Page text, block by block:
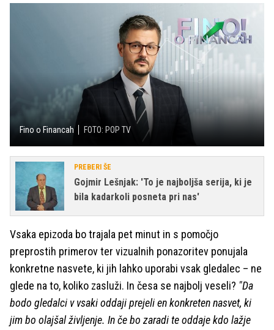
Fino o Financah FOTO: POP TV
PREBERI ŠE
Gojmir Lešnjak: 'To je najboljša serija, ki je
bila kadarkoli posneta pri nas'
Vsaka epizoda bo trajala pet minut in s pomočjo
preprostih primerov ter vizualnih ponazoritev ponujala
konkretne nasvete, ki jih lahko uporabi vsak gledalec – ne
glede na to, koliko zasluži. In česa se najbolj veseli? "Da
bodo gledalci v vsaki oddaji prejeli en konkreten nasvet, ki
jim bo olajšal življenje. In če bo zaradi te oddaje kdo lažje